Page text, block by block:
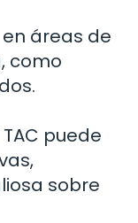
áreas de
como
puede
sobre